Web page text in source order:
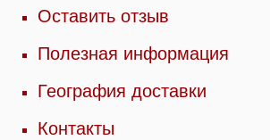
Оставить отзыв
Полезная информация
География доставки
Контакты